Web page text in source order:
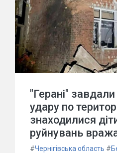
"Герані"
удару по
знаходилися
руйнувань
#Чернігівська область #